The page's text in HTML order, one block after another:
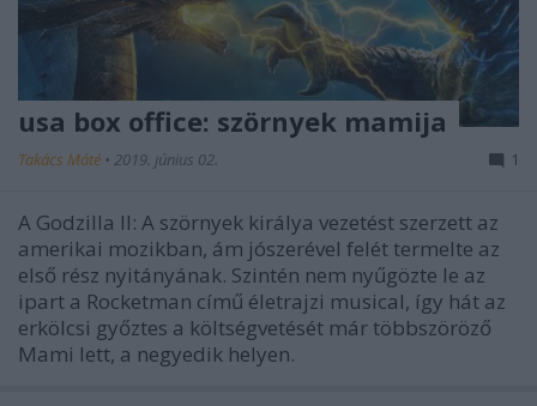
usa box office: szörnyek mamija
Takács Máté • 2019. június 02. 1
A Godzilla II: A szörnyek királya vezetést szerzett az
amerikai mozikban, ám jószerével felét termelte az
első rész nyitányának. Szintén nem nyűgözte le az
ipart a Rocketman című életrajzi musical, így hát az
erkölcsi győztes a költségvetését már többszöröző
Mami lett, a negyedik helyen.